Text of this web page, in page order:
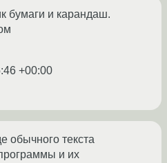
бумаги и карандаш.
+00:00
обычного текста
и их